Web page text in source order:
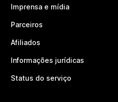
Imprensa e mídia
Parceiros
Afiliados
Informações jurídicas
Status do serviço